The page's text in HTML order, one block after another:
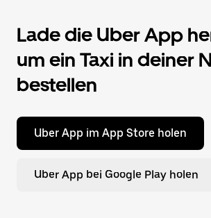
Lade die Uber App
um ein Taxi in deiner
bestellen
Uber App im App Store holen
Uber App bei Google Play holen